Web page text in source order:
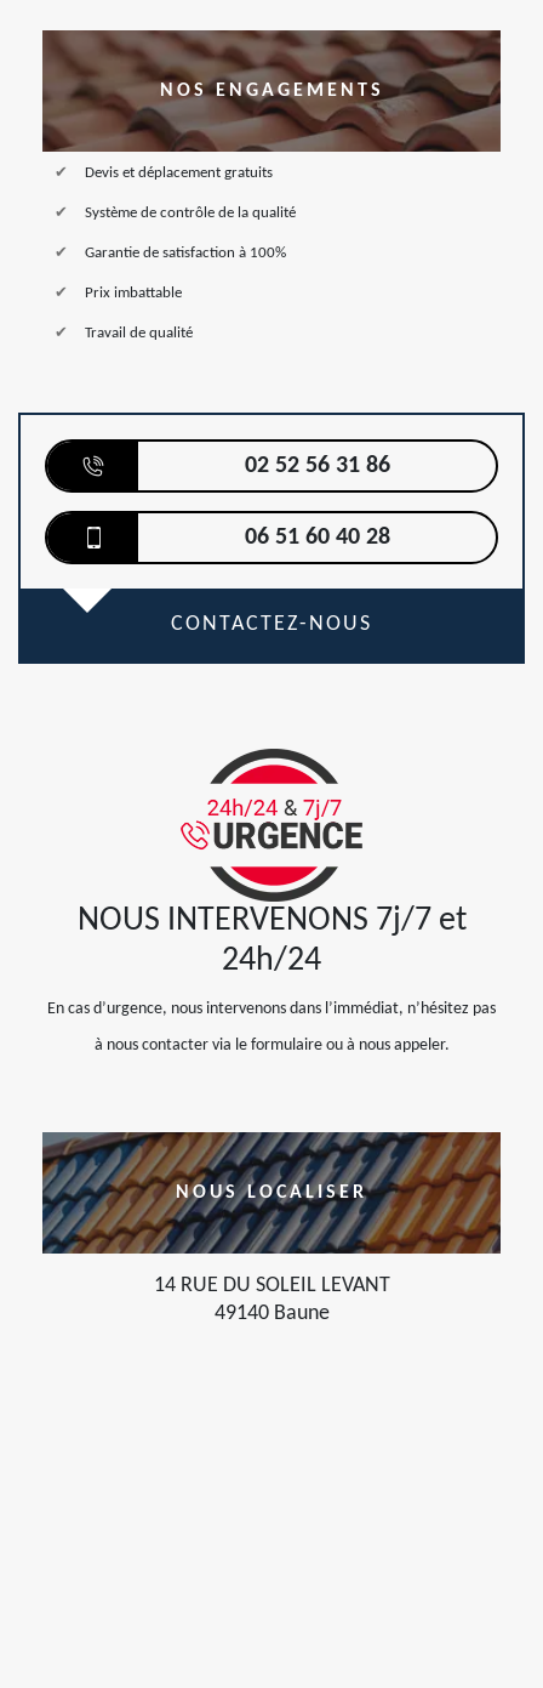
NOS ENGAGEMENTS
Devis et déplacement gratuits
Système de contrôle de la qualité
Garantie de satisfaction à 100%
Prix imbattable
Travail de qualité
02 52 56 31 86
06 51 60 40 28
CONTACTEZ-NOUS
NOUS INTERVENONS 7j/7 et
24h/24
En cas d’urgence, nous intervenons dans l’immédiat, n’hésitez pas
à nous contacter via le formulaire ou à nous appeler.
NOUS LOCALISER
14 RUE DU SOLEIL LEVANT
49140 Baune